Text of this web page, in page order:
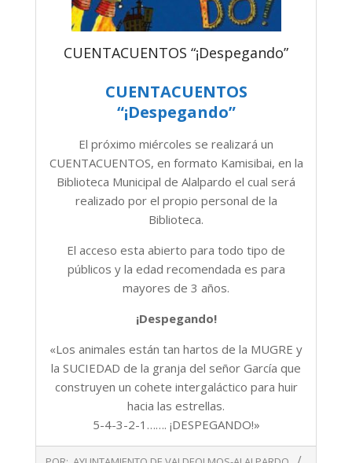
CUENTACUENTOS “¡Despegando”
CUENTACUENTOS
“¡Despegando”
El próximo miércoles se realizará un
CUENTACUENTOS, en formato Kamisibai, en la
Biblioteca Municipal de Alalpardo el cual será
realizado por el propio personal de la
Biblioteca.
El acceso esta abierto para todo tipo de
públicos y la edad recomendada es para
mayores de 3 años.
¡Despegando!
«Los animales están tan hartos de la MUGRE y
la SUCIEDAD de la granja del señor García que
construyen un cohete intergaláctico para huir
hacia las estrellas.
5-4-3-2-1……. ¡DESPEGANDO!»